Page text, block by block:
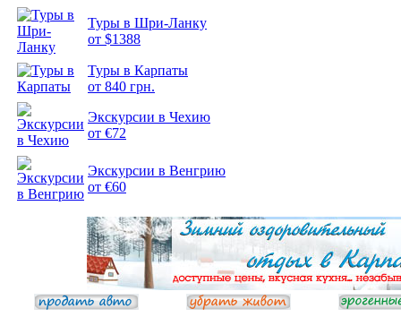
Туры в Шри-Ланку
от $1388
Туры в Карпаты
от 840 грн.
Экскурсии в Чехию
от €72
Экскурсии в Венгрию
от €60